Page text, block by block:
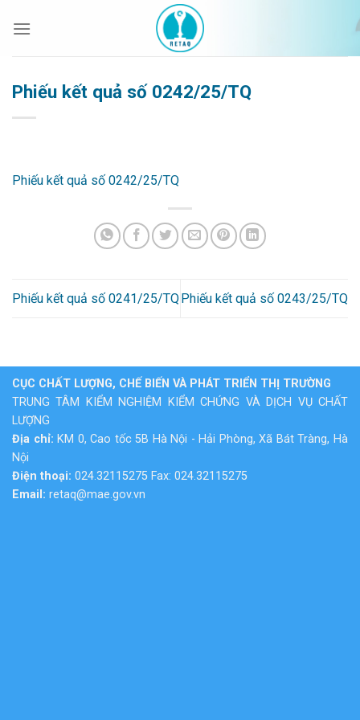
qua
Phiếu kết quả số 0242/25/TQ
Phiếu kết quả số 0242/25/TQ
Phiếu kết quả số 0241/25/TQPhiếu kết quả số 0243/25/TQ
CỤC CHẤT LƯỢNG, CHẾ BIẾN VÀ PHÁT TRIỂN THỊ TRƯỜNG
TRUNG TÂM KIỂM NGHIỆM KIỂM CHỨNG VÀ DỊCH VỤ CHẤT
LƯỢNG
Địa chỉ: KM 0, Cao tốc 5B Hà Nội - Hải Phòng, Xã Bát Tràng, Hà
Nội
Điện thoại: 024.32115275 Fax: 024.32115275
Email: retaq@mae.gov.vn